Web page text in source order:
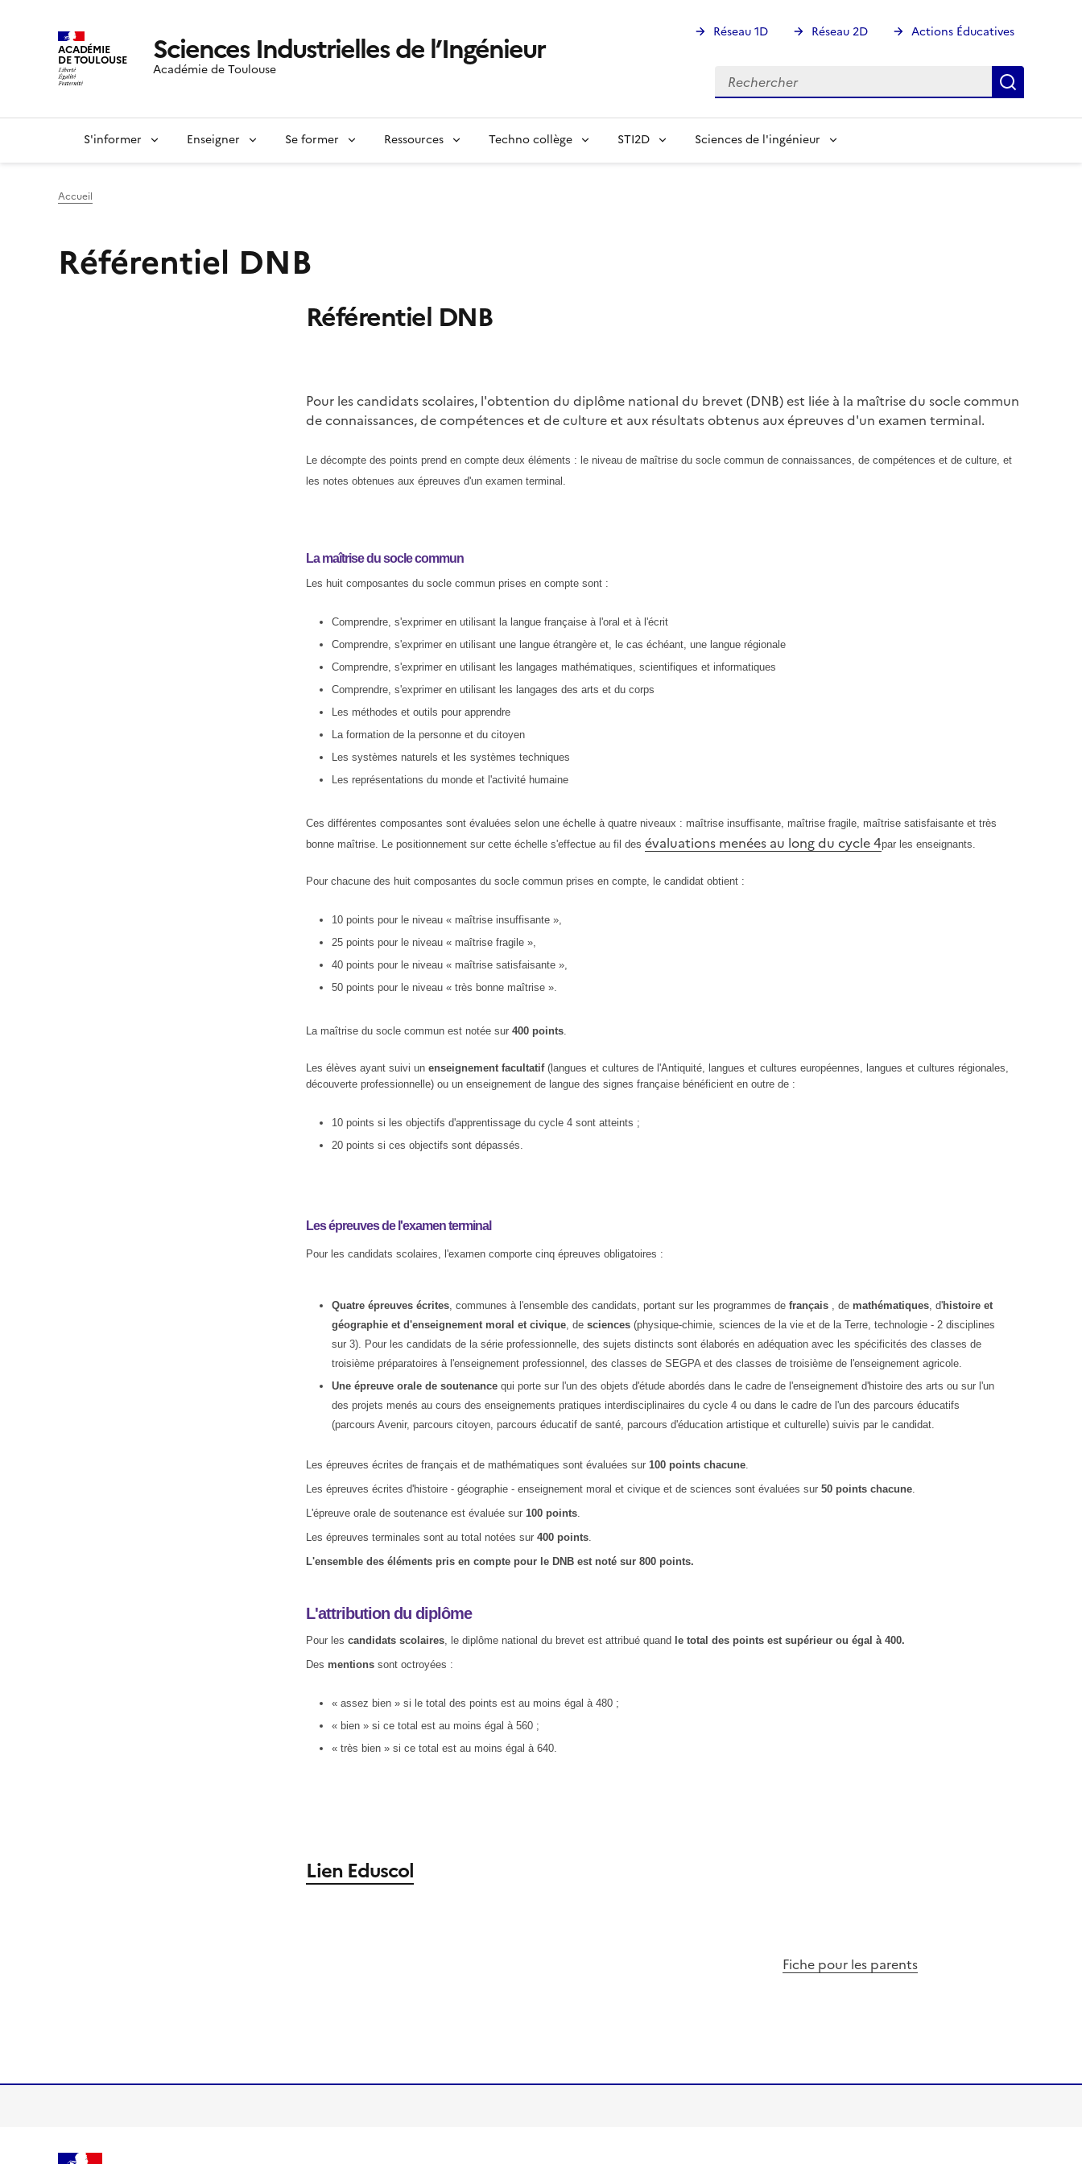
ACADÉMIE
DE TOULOUSE Sciences Industrielles de l’Ingénieur
Académie de Toulouse
Réseau 1D Réseau 2D Actions Éducatives
Rechercher
Rechercher
S'informer Enseigner Se former Ressources Techno collège STI2D Sciences de l'ingénieur
Accueil
Référentiel DNB
Référentiel DNB
Pour les candidats scolaires, l'obtention du diplôme national du brevet (DNB) est liée à la maîtrise du socle commun
de connaissances, de compétences et de culture et aux résultats obtenus aux épreuves d'un examen terminal.
Le décompte des points prend en compte deux éléments : le niveau de maîtrise du socle commun de connaissances, de compétences et de culture, et
les notes obtenues aux épreuves d'un examen terminal.
La maîtrise du socle commun
Les huit composantes du socle commun prises en compte sont :
Comprendre, s'exprimer en utilisant la langue française à l'oral et à l'écrit
Comprendre, s'exprimer en utilisant une langue étrangère et, le cas échéant, une langue régionale
Comprendre, s'exprimer en utilisant les langages mathématiques, scientifiques et informatiques
Comprendre, s'exprimer en utilisant les langages des arts et du corps
Les méthodes et outils pour apprendre
La formation de la personne et du citoyen
Les systèmes naturels et les systèmes techniques
Les représentations du monde et l'activité humaine
Ces différentes composantes sont évaluées selon une échelle à quatre niveaux : maîtrise insuffisante, maîtrise fragile, maîtrise satisfaisante et très
bonne maîtrise. Le positionnement sur cette échelle s'effectue au fil des évaluations menées au long du cycle 4par les enseignants.
Pour chacune des huit composantes du socle commun prises en compte, le candidat obtient :
10 points pour le niveau « maîtrise insuffisante »,
25 points pour le niveau « maîtrise fragile »,
40 points pour le niveau « maîtrise satisfaisante »,
50 points pour le niveau « très bonne maîtrise ».
La maîtrise du socle commun est notée sur 400 points.
Les élèves ayant suivi un enseignement facultatif(langues et cultures de l'Antiquité, langues et cultures européennes, langues et cultures régionales,
découverte professionnelle) ou un enseignement de langue des signes française bénéficient en outre de :
10 points si les objectifs d'apprentissage du cycle 4 sont atteints ;
20 points si ces objectifs sont dépassés.
Les épreuves de l'examen terminal
Pour les candidats scolaires, l'examen comporte cinq épreuves obligatoires :
Quatre épreuves écrites, communes à l'ensemble des candidats, portant sur les programmes de français, de mathématiques, d'histoire et
géographie et d'enseignement moral et civique, de sciences(physique-chimie, sciences de la vie et de la Terre, technologie - 2 disciplines
sur 3). Pour les candidats de la série professionnelle, des sujets distincts sont élaborés en adéquation avec les spécificités des classes de
troisième préparatoires à l'enseignement professionnel, des classes de SEGPA et des classes de troisième de l'enseignement agricole.
Une épreuve orale de soutenancequi porte sur l'un des objets d'étude abordés dans le cadre de l'enseignement d'histoire des arts ou sur l'un
des projets menés au cours des enseignements pratiques interdisciplinaires du cycle 4 ou dans le cadre de l'un des parcours éducatifs
(parcours Avenir, parcours citoyen, parcours éducatif de santé, parcours d'éducation artistique et culturelle) suivis par le candidat.
Les épreuves écrites de français et de mathématiques sont évaluées sur 100 points chacune.
Les épreuves écrites d'histoire - géographie - enseignement moral et civique et de sciences sont évaluées sur 50 points chacune.
L'épreuve orale de soutenance est évaluée sur 100 points.
Les épreuves terminales sont au total notées sur 400 points.
L'ensemble des éléments pris en compte pour le DNB est noté sur 800 points.
L'attribution du diplôme
Pour les candidats scolaires, le diplôme national du brevet est attribué quand le total des points est supérieur ou égal à 400.
Des mentionssont octroyées :
« assez bien » si le total des points est au moins égal à 480 ;
« bien » si ce total est au moins égal à 560 ;
« très bien » si ce total est au moins égal à 640.
Lien Eduscol
Fiche pour les parents